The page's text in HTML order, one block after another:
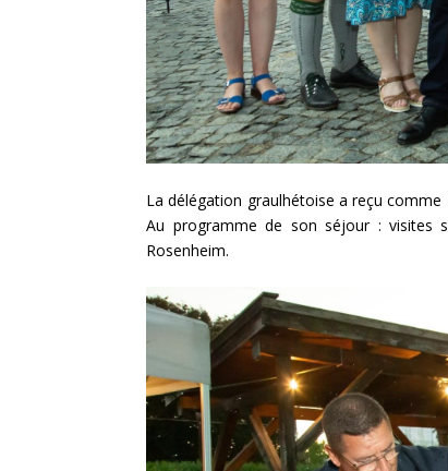
La délégation graulhétoise a reçu
Au programme de son séjour : visites
Rosenheim.